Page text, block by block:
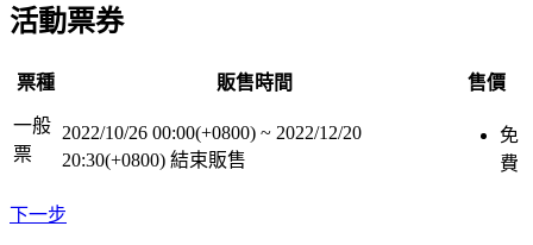
活動票券
票種 販售時間 售價
一般
票
2022/10/26 00:00(+0800) ~ 2022/12/20
20:30(+0800) 結束販售
免
費
下一步